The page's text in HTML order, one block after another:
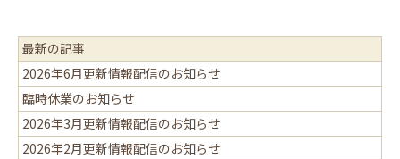
最新の記事
2026年6月更新情報配信のお知らせ
臨時休業のお知らせ
2026年3月更新情報配信のお知らせ
2026年2月更新情報配信のお知らせ